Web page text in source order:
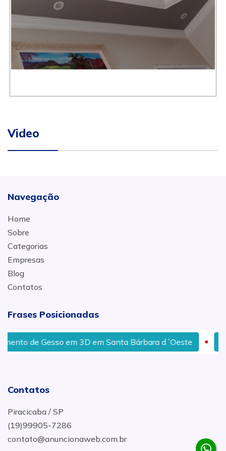
Video
Navegação
Home
Sobre
Categorias
Empresas
Blog
Contatos
Frases Posicionadas
Gesso em 3D em Santa Bárbara d´Oeste Colunas
Contatos
Piracicaba / SP
(19)99905-7286
contato@anuncionaweb.com.br